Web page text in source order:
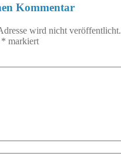
Kommentar
wird nicht veröffentlicht.
* markiert